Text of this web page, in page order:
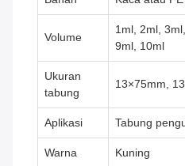
Volume
1ml, 2ml,
9ml, 10ml
Ukuran
tabung
13×75mm,
Aplikasi Tabung
Warna Kuning